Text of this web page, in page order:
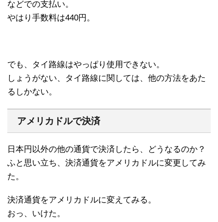
などでの支払い。
やはり手数料は440円。
でも、タイ路線はやっぱり使用できない。
しょうがない、タイ路線に関しては、他の方法をあた
るしかない。
アメリカドルで決済
日本円以外の他の通貨で決済したら、どうなるのか？
ふと思い立ち、決済通貨をアメリカドルに変更してみ
た。
決済通貨をアメリカドルに変えてみる。
おっ、いけた。